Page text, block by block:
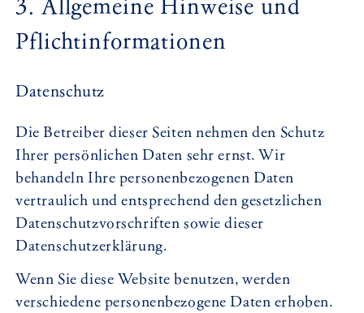
3. Allgemeine Hinweise und
Pflicht­informationen
Datenschutz
Die Betreiber dieser Seiten nehmen den Schutz
Ihrer persönlichen Daten sehr ernst. Wir
behandeln Ihre personenbezogenen Daten
vertraulich und entsprechend den gesetzlichen
Datenschutzvorschriften sowie dieser
Datenschutzerklärung.
Wenn Sie diese Website benutzen, werden
verschiedene personenbezogene Daten erhoben.